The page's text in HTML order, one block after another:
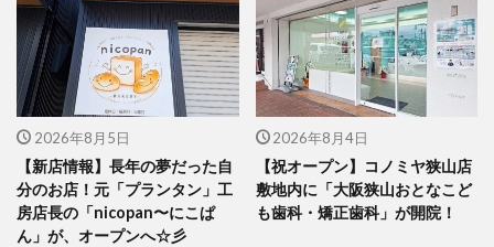
2026年8月5日
【新店情報】長年の夢だった自
分のお店！元「プランタン」工
房店長の「nicopan〜にこぱ
ん」が、オープンへ☆彡
2026年8月4日
【祝オープン】コノミヤ狭山店
敷地内に「大阪狭山おとなこど
も歯科・矯正歯科」が開院！